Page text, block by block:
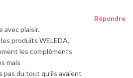
Répondre
avec plaisir.
les produits WELEDA,
les compléments
mais
pas du tout qu’ils avaient